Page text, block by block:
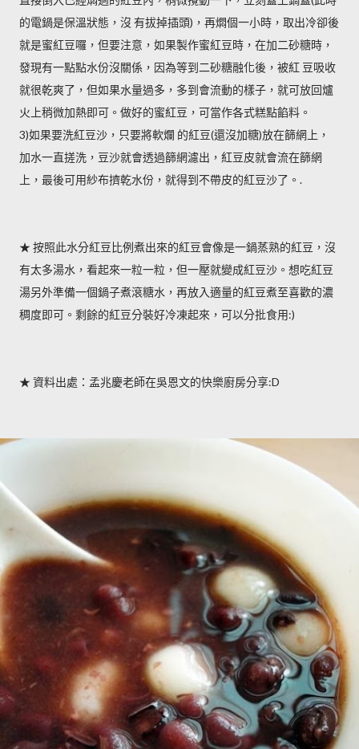
的電鍋是保溫狀態，沒 有拔掉插頭)，再燜個一小時，取出冷卻後
就是蜜紅豆囉，但要注意，如果製作蜜紅豆時，在加二砂糖時，
發現有一點點水份沒關係，因為等到二砂糖融化後，被紅 豆吸收
就很乾爽了，但如果水量過多，多到會流動的樣子，就可放回爐
火上稍微加熱即可。做好的蜜紅豆，可當作各式糕點餡料。
3)如果要洗紅豆沙，只要將軟爛 的紅豆(還沒加糖)放在篩網上，
加水一直搓洗，豆沙就會透過篩網濾出，紅豆皮就會流在篩網
上，最後可用紗布擠乾水份，就得到不帶皮的紅豆沙了。.
★ 按照此水分紅豆比例煮出來的紅豆會像是一鍋蒸熟的紅豆，沒
有太多湯水，看起來一粒一粒，但一壓就變成紅豆沙。想吃紅豆
湯另外準備一個鍋子煮滾糖水，再放入適量的紅豆煮至喜歡的濃
稠度即可。剩餘的紅豆分裝好冷凍起來，可以分批食用:)
★ 資料出處：孟兆慶老師在吳恩文的快樂廚房分享:D